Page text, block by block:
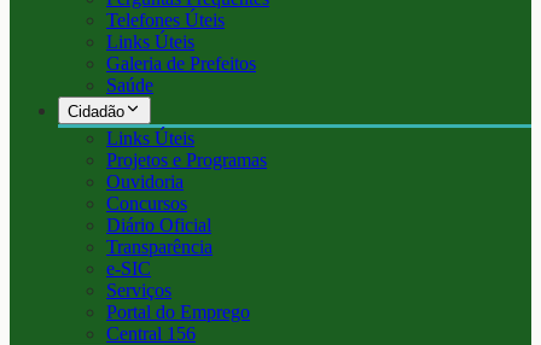
Telefones Úteis
Links Úteis
Galeria de Prefeitos
Saúde
Cidadão
Links Úteis
Projetos e Programas
Ouvidoria
Concursos
Diário Oficial
Transparência
e-SIC
Serviços
Portal do Emprego
Central 156